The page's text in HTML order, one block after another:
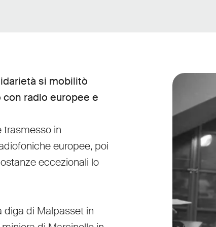
si mobilitò
radio europee e
trasmesso in
europee, poi
eccezionali lo
diga di Malpasset in